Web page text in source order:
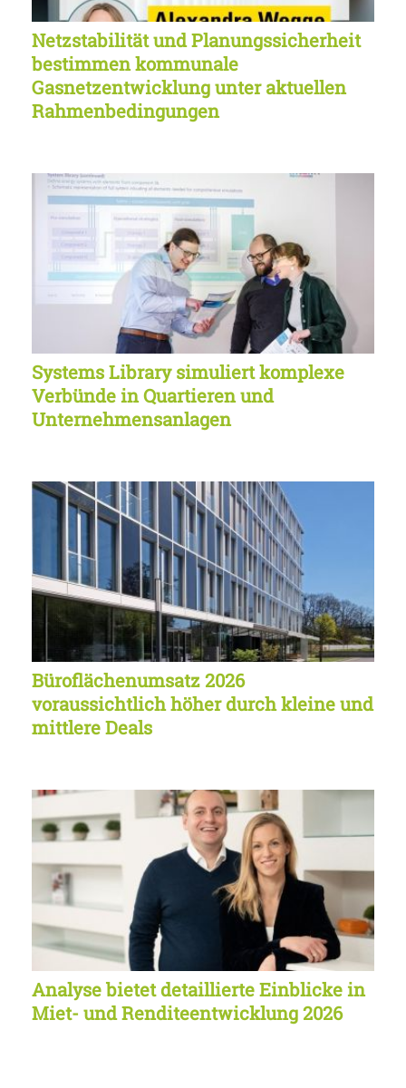
Netzstabilität und Planungssicherheit
bestimmen kommunale
Gasnetzentwicklung unter aktuellen
Rahmenbedingungen
Systems Library simuliert komplexe
Verbünde in Quartieren und
Unternehmensanlagen
Büroflächenumsatz 2026
voraussichtlich höher durch kleine und
mittlere Deals
Analyse bietet detaillierte Einblicke in
Miet- und Renditeentwicklung 2026